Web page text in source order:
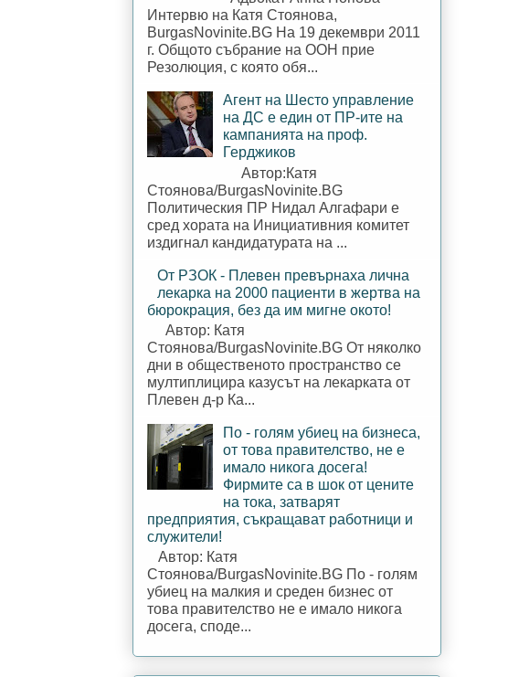
Интервю на Катя Стоянова,
BurgasNovinite.BG На 19 декември 2011
г. Общото събрание на ООН прие
Резолюция, с която обя...
Агент на Шесто управление
на ДС е един от ПР-ите на
кампанията на проф.
Герджиков
Автор:Катя
Стоянова/BurgasNovinite.BG
Политическия ПР Нидал Алгафари е
сред хората на Инициативния комитет
издигнал кандидатурата на ...
От РЗОК - Плевен превърнаха лична
лекарка на 2000 пациенти в жертва на
бюрокрация, без да им мигне окото!
Автор: Катя
Стоянова/BurgasNovinite.BG От няколко
дни в общественото пространство се
мултиплицира казусът на лекарката от
Плевен д-р Ка...
По - голям убиец на бизнеса,
от това правителство, не е
имало никога досега!
Фирмите са в шок от цените
на тока, затварят
предприятия, съкращават работници и
служители!
Автор: Катя
Стоянова/BurgasNovinite.BG По - голям
убиец на малкия и среден бизнес от
това правителство не е имало никога
досега, споде...